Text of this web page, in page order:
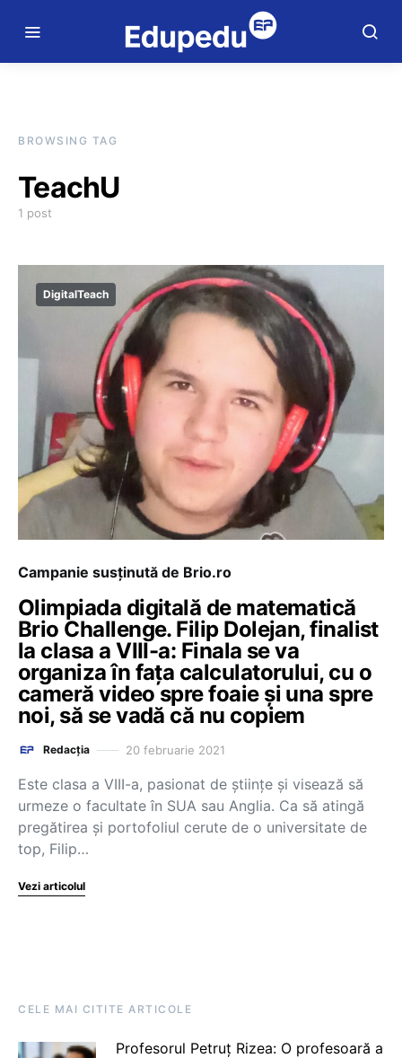
BROWSING TAG
TeachU
1 post
DigitalTeach
Campanie susținută de Brio.ro
Olimpiada digitală de matematică
Brio Challenge. Filip Dolejan, finalist
la clasa a VIII-a: Finala se va
organiza în fața calculatorului, cu o
cameră video spre foaie și una spre
noi, să se vadă că nu copiem
Redacția 20 februarie 2021
Este clasa a VIII-a, pasionat de științe și visează să
urmeze o facultate în SUA sau Anglia. Ca să atingă
pregătirea și portofoliul cerute de o universitate de
top, Filip…
Vezi articolul
CELE MAI CITITE ARTICOLE
Profesorul Petruț Rizea: O profesoară a